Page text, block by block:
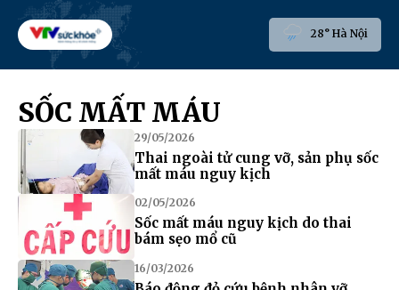
28° Hà Nội
SỐC MẤT MÁU
29/05/2026
Thai ngoài tử cung vỡ, sản phụ sốc
mất máu nguy kịch
02/05/2026
Sốc mất máu nguy kịch do thai
bám sẹo mổ cũ
16/03/2026